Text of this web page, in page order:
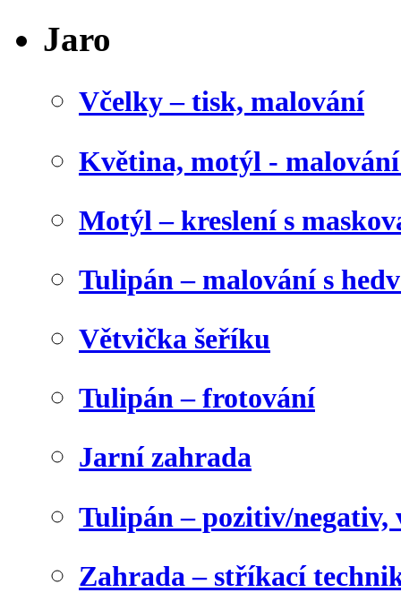
Jaro
Včelky – tisk, malování
Květina, motýl -
Motýl – kreslení s
Tulipán – malování s
Větvička šeříku
Tulipán – frotování
Jarní zahrada
Tulipán – pozitiv/negativ,
Zahrada – stříkací